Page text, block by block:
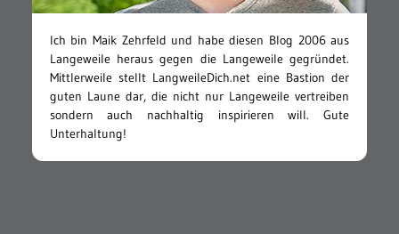
Ich bin Maik Zehrfeld und habe diesen Blog 2006 aus
Langeweile heraus gegen die Langeweile gegründet.
Mittlerweile stellt LangweileDich.net eine Bastion der
guten Laune dar, die nicht nur Langeweile vertreiben
sondern auch nachhaltig inspirieren will. Gute
Unterhaltung!